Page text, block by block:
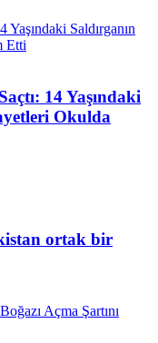
14 Yaşındaki
Okulda
ortak bir